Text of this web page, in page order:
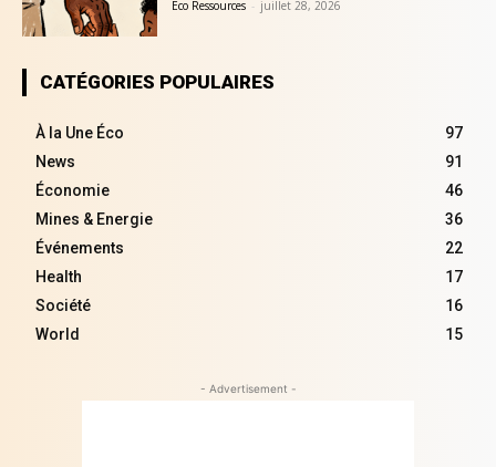
Eco Ressources - juillet 28, 2026
CATÉGORIES POPULAIRES
À la Une Éco
97
News
91
Économie
46
Mines & Energie
36
Événements
22
Health
17
Société
16
World
15
- Advertisement -